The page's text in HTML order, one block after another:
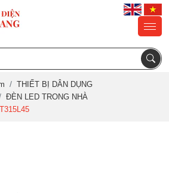
THIẾT BỊ DÂN DỤNG
ĐÈN LED TRONG NHÀ